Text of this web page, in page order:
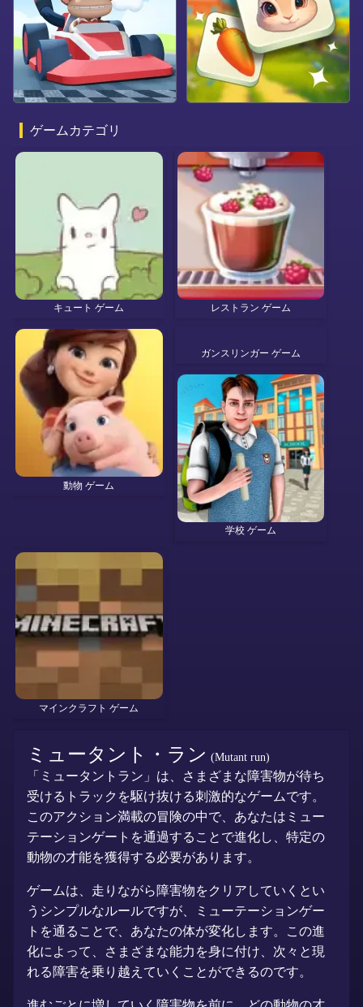
ゲームカテゴリ
キュート ゲーム レストラン ゲーム
動物 ゲーム
ガンスリンガー ゲーム
学校 ゲーム
マインクラフト ゲーム
ミュータント・ラン (Mutant run)
「ミュータントラン」は、さまざまな障害物が待ち
受けるトラックを駆け抜ける刺激的なゲームです。
このアクション満載の冒険の中で、あなたはミュー
テーションゲートを通過することで進化し、特定の
動物の才能を獲得する必要があります。
ゲームは、走りながら障害物をクリアしていくとい
うシンプルなルールですが、ミューテーションゲー
トを通ることで、あなたの体が変化します。この進
化によって、さまざまな能力を身に付け、次々と現
れる障害を乗り越えていくことができるのです。